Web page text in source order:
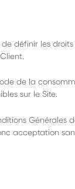
définir les
de la
sur le Site.
acceptation